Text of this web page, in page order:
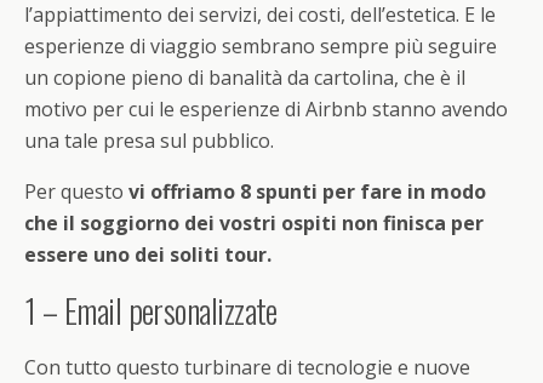
l’appiattimento dei servizi, dei costi, dell’estetica. E le
esperienze di viaggio sembrano sempre più seguire
un copione pieno di banalità da cartolina, che è il
motivo per cui le esperienze di Airbnb stanno avendo
una tale presa sul pubblico.
Per questo vi offriamo 8 spunti per fare in modo
che il soggiorno dei vostri ospiti non finisca per
essere uno dei soliti tour.
1 – Email personalizzate
Con tutto questo turbinare di tecnologie e nuove